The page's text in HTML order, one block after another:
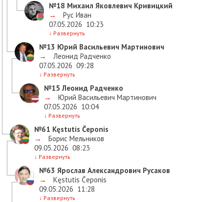
№18 Михаил Яковлевич Кривицкий
→
Рус Иван
07.05.2026 10:23
↓ Развернуть
№13 Юрий Васильевич Мартинович
→
Леонид Радченко
07.05.2026 09:28
↓ Развернуть
№15 Леонид Радченко
→
Юрий Васильевич Мартинович
07.05.2026 10:04
↓ Развернуть
№61 Kęstutis Čeponis
→
Борис Мельников
09.05.2026 08:23
↓ Развернуть
№63 Ярослав Александрович Русаков
→
Kęstutis Čeponis
09.05.2026 11:28
↓ Развернуть